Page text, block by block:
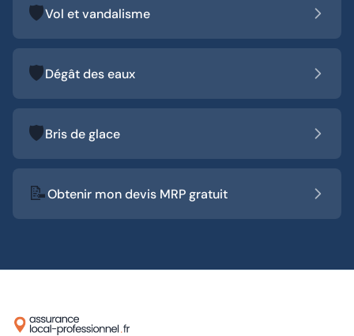
🛡️Vol et vandalisme
🛡️Dégât des eaux
🛡️Bris de glace
📝Obtenir mon devis MRP gratuit